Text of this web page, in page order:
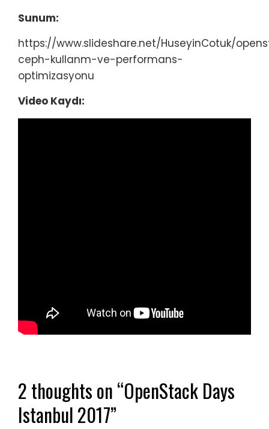
Sunum:
https://www.slideshare.net/HuseyinCotuk/
ceph-kullanm-ve-performans-
optimizasyonu
Video Kaydı:
2 thoughts on “OpenStack Days
Istanbul 2017”